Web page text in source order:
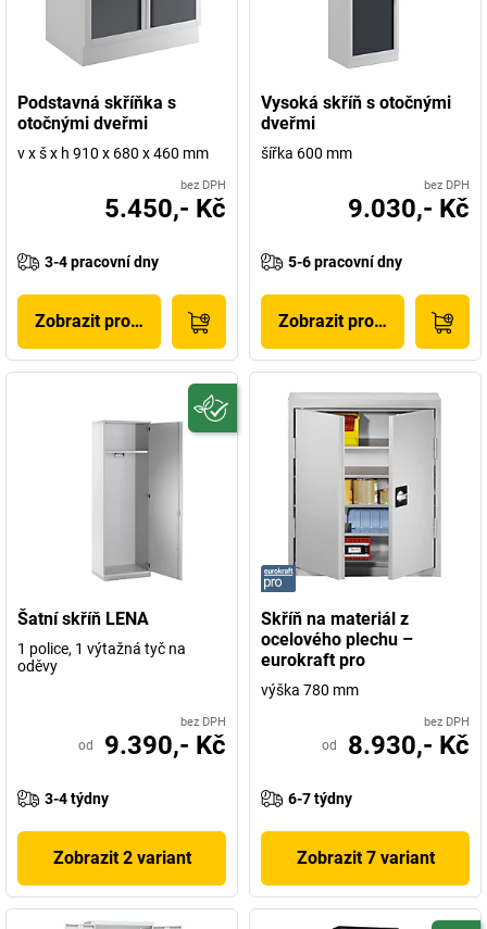
Podstavná skříňka s
otočnými dveřmi
v x š x h 910 x 680 x 460 mm
bez DPH
5.450,- Kč
3-4 pracovní dny
Zobrazit produkt
Vysoká skříň s otočnými
dveřmi
šířka 600 mm
bez DPH
9.030,- Kč
5-6 pracovní dny
Zobrazit produkt
Šatní skříň LENA
1 police, 1 výtažná tyč na
oděvy
bez DPH
od 9.390,- Kč
3-4 týdny
Zobrazit 2 variant
Skříň na materiál z
ocelového plechu –
eurokraft pro
výška 780 mm
bez DPH
od 8.930,- Kč
6-7 týdny
Zobrazit 7 variant